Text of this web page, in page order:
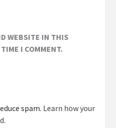
WEBSITE IN THIS
I COMMENT.
spam. Learn how your
.